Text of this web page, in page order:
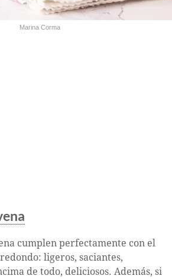
Marina Corma
cumplen perfectamente con el
ligeros, saciantes,
de todo, deliciosos. Además, si